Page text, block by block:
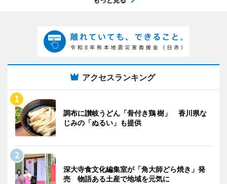
アクセスランキング
調布に讃岐うどん「骨付き鶏 樹」 香川県な
じみの「ぬるい」も提供
深大寺食文化編集室が「角大師どら焼き」発
売 物語ある土産で地域を元気に